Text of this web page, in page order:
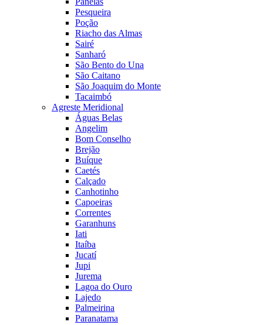
Pesqueira
Poção
Riacho das Almas
Sairé
Sanharó
São Bento do Una
São Caitano
São Joaquim do Monte
Tacaimbó
Agreste Meridional
Águas Belas
Angelim
Bom Conselho
Brejão
Buíque
Caetés
Calçado
Canhotinho
Capoeiras
Correntes
Garanhuns
Iati
Itaíba
Jucatí
Jupi
Jurema
Lagoa do Ouro
Lajedo
Palmeirina
Paranatama